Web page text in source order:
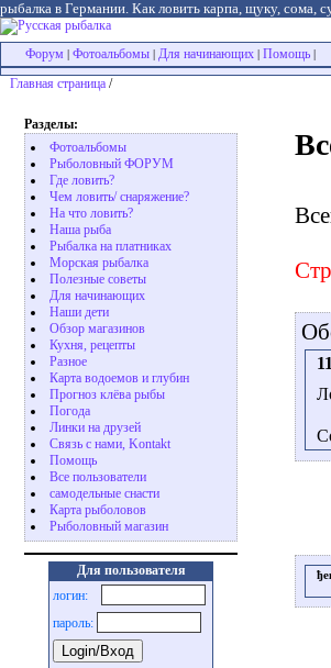
рыбалка в Германии. Как ловить карпа, щуку, сома,
Форум Фотоальбомы Для начинающих Помощь
Главная страница /
Разделы:
Фотоальбомы
Рыболовный ФОРУМ
Где ловить?
Чем ловить/ снаряжение?
На что ловить?
Наша рыба
Рыбалка на платниках
Морская рыбалка
Полезные советы
Для начинающих
Наши дети
Обзор магазинов
Кухня, рецепты
Разное
Карта водоемов и глубин
Прогноз клёва рыбы
Погода
Линки на друзей
Связь с нами, Kontakt
Помощь
Все пользователи
самодельные снасти
Карта рыболовов
Рыболовный магазин
Для пользователя
логин:
пароль: